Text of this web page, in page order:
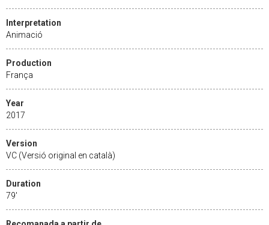
Interpretation
Animació
Production
França
Year
2017
Version
VC (Versió original en català)
Duration
79'